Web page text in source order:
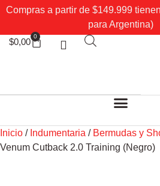
Compras a partir de $149.999
para Argentina)
$0,00
0
Inicio / Indumentaria / Bermudas y
Venum Cutback 2.0 Training (Negro)